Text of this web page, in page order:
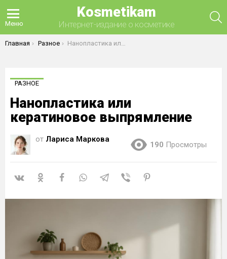
Меню
Kosmetikam
Интернет-издание о косметике
Вы здесь:
Главная Разное Нанопластика или кератиновое выпрямление
РАЗНОЕ
Нанопластика или
кератиновое выпрямление
от Лариса Маркова
190 Просмотры